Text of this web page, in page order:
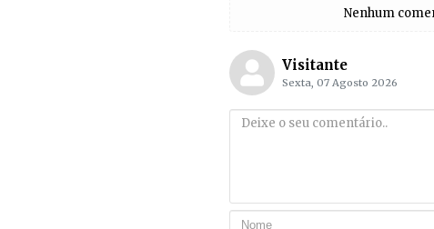
Nenhum
Visitante
Sexta, 07 Agosto 2026